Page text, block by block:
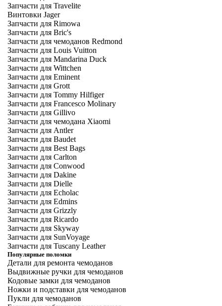
Запчасти для Travelite
Винтовки Jager
Запчасти для Rimowa
Запчасти для Bric's
Запчасти для чемоданов Redmond
Запчасти для Louis Vuitton
Запчасти для Mandarina Duck
Запчасти для Wittchen
Запчасти для Eminent
Запчасти для Grott
Запчасти для Tommy Hilfiger
Запчасти для Francesco Molinary
Запчасти для Gillivo
Запчасти для чемодана Xiaomi
Запчасти для Antler
Запчасти для Baudet
Запчасти для Best Bags
Запчасти для Carlton
Запчасти для Conwood
Запчасти для Dakine
Запчасти для Dielle
Запчасти для Echolac
Запчасти для Edmins
Запчасти для Grizzly
Запчасти для Ricardo
Запчасти для Skyway
Запчасти для SunVoyage
Запчасти для Tuscany Leather
Популярные поломки
Детали для ремонта чемоданов
Выдвижные ручки для чемоданов
Кодовые замки для чемоданов
Ножки и подставки для чемоданов
Пукли для чемоданов